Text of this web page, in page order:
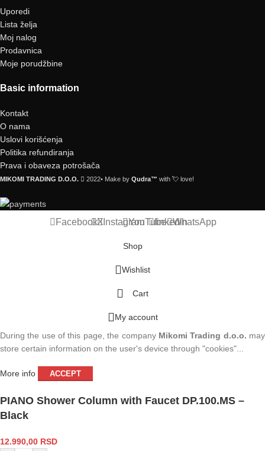
Uporedi
Lista želja
Moj nalog
Prodavnica
Moje porudžbine
Basic information
Kontakt
O nama
Uslovi korišćenja
Politika refundiranja
Prava i obaveza potrošača
MIKOMI TRADING D.O.O. 2022• Make by Qudra™ with 💘 love!
FacebookX InstagramYouTubelinkedinWhatsApp
Shop
Wishlist
Cart
My account
During the use of this page, the company Mikomi Trading d.o.o. may
store certain information on the user's device through "cookies"...
More info ACCEPT
PIANO Shower Column with Faucet DP.100.MS –
Black
12.990,00 RSD